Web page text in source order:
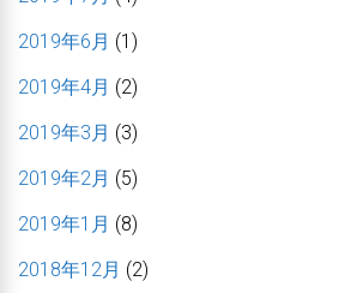
2019年6月 (1)
2019年4月 (2)
2019年3月 (3)
2019年2月 (5)
2019年1月 (8)
2018年12月 (2)